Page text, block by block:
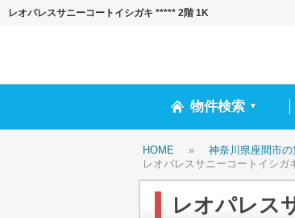
レオパレスサニーコートイシガキ ***** 2階 1K
物件検索 ▼
HOME » 神奈川県座間市
レオパレスサニーコートイシガ
レオパレス